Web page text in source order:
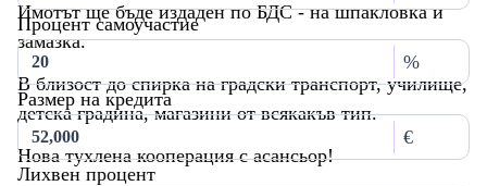
Имотът ще бъде издаден по БДС - на шпакловка и
замазка.
В близост до спирка на градски транспорт, училище,
детска градина, магазини от всякакъв тип.
Нова тухлена кооперация с асансьор!
Процент самоучастие
%
Размер на кредита
€
Лихвен процент